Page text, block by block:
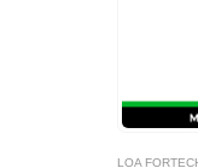
LOA